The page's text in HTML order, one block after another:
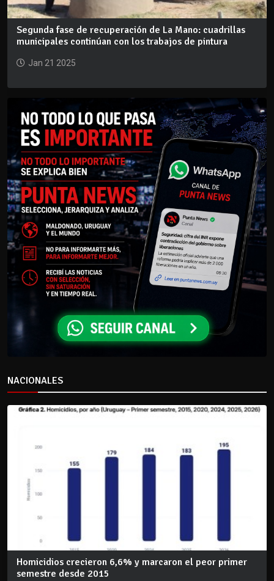
Segunda fase de recuperación de La Mano: cuadrillas
municipales continúan con los trabajos de pintura
Jan 21 2025
NACIONALES
Homicidios crecieron 6,6% y marcaron el peor primer
semestre desde 2015